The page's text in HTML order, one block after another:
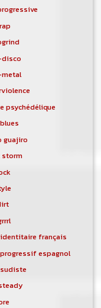
psychédélique
guajiro
français
espagnol